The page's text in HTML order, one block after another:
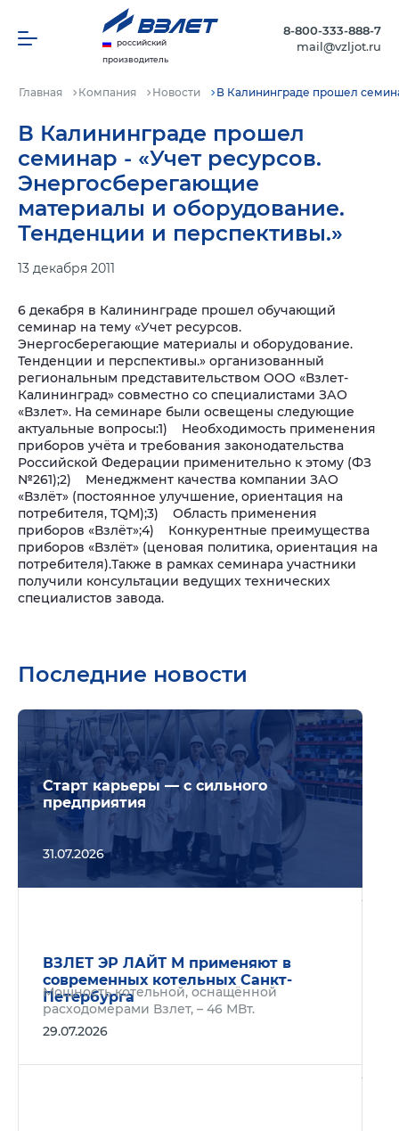
российский
производитель
8-800-333-888-7
mail@vzljot.ru
Главная Компания Новости В Калининграде прошел
В Калининграде прошел
семинар - «Учет ресурсов.
Энергосберегающие
материалы и оборудование.
Тенденции и перспективы.»
13 декабря 2011
6 декабря в Калининграде прошел обучающий
семинар на тему «Учет ресурсов.
Энергосберегающие материалы и оборудование.
Тенденции и перспективы.» организованный
региональным представительством ООО «Взлет-
Калининград» совместно со специалистами ЗАО
«Взлет». На семинаре были освещены следующие
актуальные вопросы:1) Необходимость применения
приборов учёта и требования законодательства
Российской Федерации применительно к этому (ФЗ
№261);2) Менеджмент качества компании ЗАО
«Взлёт» (постоянное улучшение, ориентация на
потребителя, TQM);3) Область применения
приборов «Взлёт»;4) Конкурентные преимущества
приборов «Взлёт» (ценовая политика, ориентация на
потребителя).Также в рамках семинара участники
получили консультации ведущих технических
специалистов завода.
Последние новости
Старт карьеры — с сильного
предприятия
31.07.2026
ВЗЛЕТ ЭР ЛАЙТ М применяют в
современных котельных Санкт-
Петербурга
Мощность котельной, оснащённой
расходомерами Взлет, – 46 МВт.
29.07.2026